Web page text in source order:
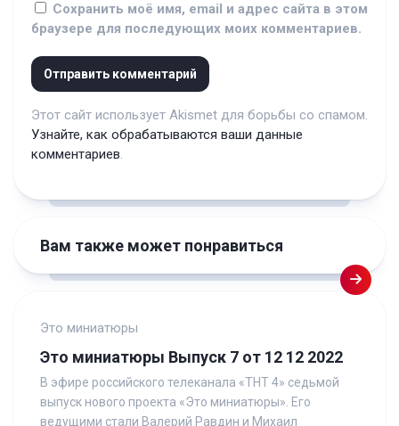
Сохранить моё имя, email и адрес сайта в этом
браузере для последующих моих комментариев.
Этот сайт использует Akismet для борьбы со спамом.
Узнайте, как обрабатываются ваши данные
комментариев.
Вам также может понравиться
Это миниатюры
Это миниатюры Выпуск 7 от 12 12 2022
В эфире российского телеканала «ТНТ 4» седьмой
выпуск нового проекта «Это миниатюры». Его
ведущими стали Валерий Равдин и Михаил